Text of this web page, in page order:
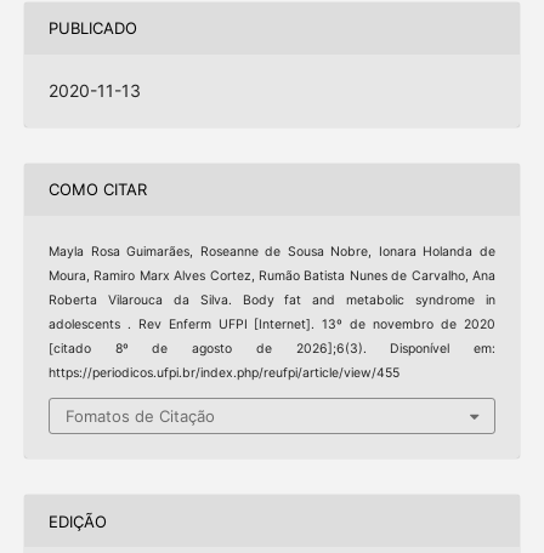
PUBLICADO
2020-11-13
COMO CITAR
Mayla Rosa Guimarães, Roseanne de Sousa Nobre, Ionara Holanda de
Moura, Ramiro Marx Alves Cortez, Rumão Batista Nunes de Carvalho, Ana
Roberta Vilarouca da Silva. Body fat and metabolic syndrome in
adolescents . Rev Enferm UFPI [Internet]. 13º de novembro de 2020
[citado 8º de agosto de 2026];6(3). Disponível em:
https://periodicos.ufpi.br/index.php/reufpi/article/view/455
Fomatos de Citação
EDIÇÃO